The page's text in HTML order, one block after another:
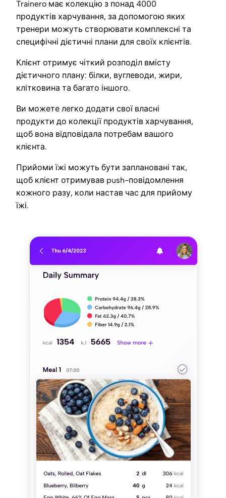
Trainero має колекцію з понад 4000
продуктів харчування, за допомогою яких
тренери можуть створювати комплексні та
специфічні дієтичні плани для своїх клієнтів.
Клієнт отримує чіткий розподіл вмісту
дієтичного плану: білки, вуглеводи, жири,
клітковина та багато іншого.
Ви можете легко додати свої власні
продукти до колекції продуктів харчування,
щоб вона відповідала потребам вашого
клієнта.
Прийоми їжі можуть бути заплановані так,
щоб клієнт отримував push-повідомлення
кожного разу, коли настав час для прийому
їжі.